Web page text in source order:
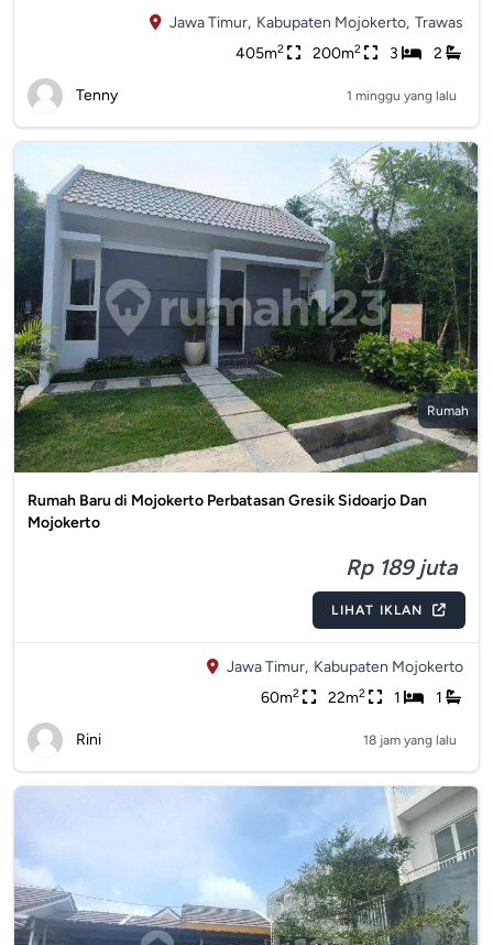
Jawa Timur, Kabupaten Mojokerto, Trawas
405m2 200m2 3 2
Tenny 1 minggu yang lalu
Rumah
Rumah Baru di Mojokerto Perbatasan Gresik Sidoarjo Dan
Mojokerto
Rp 189 juta
LIHAT IKLAN
Jawa Timur, Kabupaten Mojokerto
60m2 22m2 1 1
Rini 18 jam yang lalu